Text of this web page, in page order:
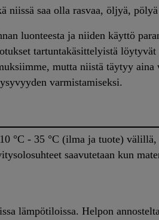
saa olla rasvaa, öljyä, pölyä
luonteesta ja niiden käyttö
tartuntakäsittelyistä
mutta niistä täytyy
varmistamiseksi.
°C - 35 °C (ilma ja tuote)
saavutetaan kun
lämpötiloissa. Helpon